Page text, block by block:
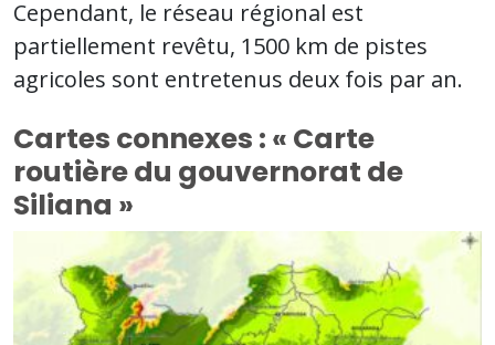
Cependant, le réseau régional est
partiellement revêtu, 1500 km de pistes
agricoles sont entretenus deux fois par an.
Cartes connexes : « Carte
routière du gouvernorat de
Siliana »